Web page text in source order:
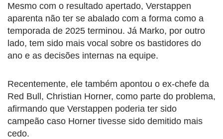
Mesmo com o resultado apertado, Verstappen
aparenta não ter se abalado com a forma como a
temporada de 2025 terminou. Já Marko, por outro
lado, tem sido mais vocal sobre os bastidores do
ano e as decisões internas na equipe.
Recentemente, ele também apontou o ex-chefe da
Red Bull, Christian Horner, como parte do problema,
afirmando que Verstappen poderia ter sido
campeão caso Horner tivesse sido demitido mais
cedo.